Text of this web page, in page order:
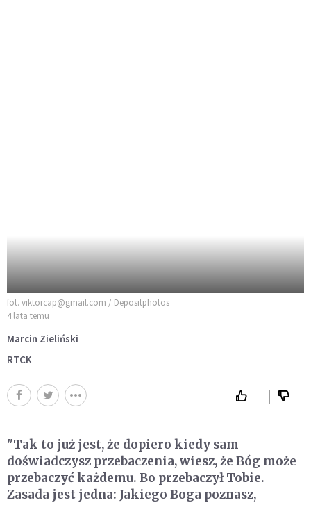
fot. viktorcap@gmail.com / Depositphotos
4 lata temu
Marcin Zieliński
RTCK
"Tak to już jest, że dopiero kiedy sam
doświadczysz przebaczenia, wiesz, że Bóg może
przebaczyć każdemu. Bo przebaczył Tobie.
Zasada jest jedna: Jakiego Boga poznasz,